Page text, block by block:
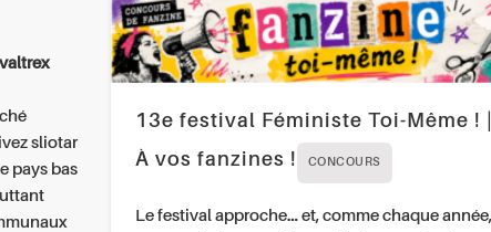
sliotar
pays bas
13e festival Féministe Toi-Même !
À vos fanzines !
CONCOURS
Le festival approche… et, comme chaque année,